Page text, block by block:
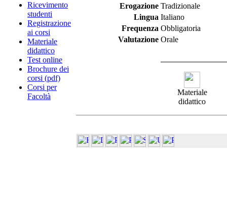
Ricevimento
studenti
Registrazione
ai corsi
Materiale
didattico
Test online
Brochure dei
corsi (pdf)
Corsi per
Facoltà
Erogazione Tradizionale
Lingua Italiano
Frequenza Obbligatoria
Valutazione Orale
Materiale
didattico